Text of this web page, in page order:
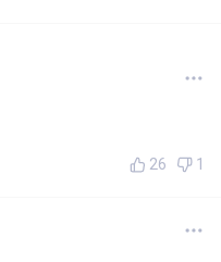
26 1